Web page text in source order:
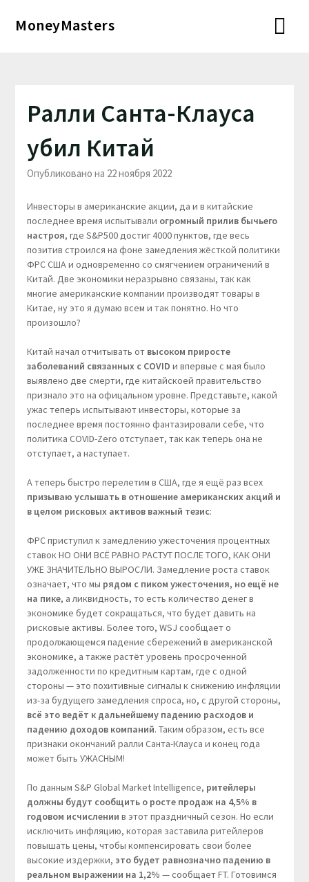
MoneyMasters
Ралли Санта-Клауса
убил Китай
Опубликовано на 22 ноября 2022
Инвесторы в американские акции, да и в китайские
последнее время испытывали огромный прилив бычьего
настроя, где S&P500 достиг 4000 пунктов, где весь
позитив строился на фоне замедления жёсткой политики
ФРС США и одновременно со смягчением ограничений в
Китай. Две экономики неразрывно связаны, так как
многие американские компании производят товары в
Китае, ну это я думаю всем и так понятно. Но что
произошло?
Китай начал отчитывать от высоком приросте
заболеваний связанных с COVID и впервые с мая было
выявлено две смерти, где китайскоей правительство
признало это на офицальном уровне. Представьте, какой
ужас теперь испытывают инвесторы, которые за
последнее время постоянно фантазировали себе, что
политика COVID-Zero отступает, так как теперь она не
отступает, а наступает.
А теперь быстро перелетим в США, где я ещё раз всех
призываю услышать в отношение американских акций и
в целом рисковых активов важный тезис:
ФРС приступил к замедлению ужесточения процентных
ставок НО ОНИ ВСЁ РАВНО РАСТУТ ПОСЛЕ ТОГО, КАК ОНИ
УЖЕ ЗНАЧИТЕЛЬНО ВЫРОСЛИ. Замедление роста ставок
означает, что мы рядом с пиком ужесточения, но ещё не
на пике, а ликвидность, то есть количество денег в
экономике будет сокращаться, что будет давить на
рисковые активы. Более того, WSJ сообщает о
продолжающемся падение сбережений в американской
экономике, а также растёт уровень просроченной
задолженности по кредитным картам, где с одной
стороны — это похитивные сигналы к снижению инфляции
из-за будущего замедления спроса, но, с другой стороны,
всё это ведёт к дальнейшему падению расходов и
падению доходов компаний. Таким образом, есть все
признаки окончаний ралли Санта-Клауса и конец года
может быть УЖАСНЫМ!
По данным S&P Global Market Intelligence, ритейлеры
должны будут сообщить о росте продаж на 4,5% в
годовом исчислении в этот праздничный сезон. Но если
исключить инфляцию, которая заставила ритейлеров
повышать цены, чтобы компенсировать свои более
высокие издержки, это будет равнозначно падению в
реальном выражении на 1,2% — сообщает FT. Готовимся